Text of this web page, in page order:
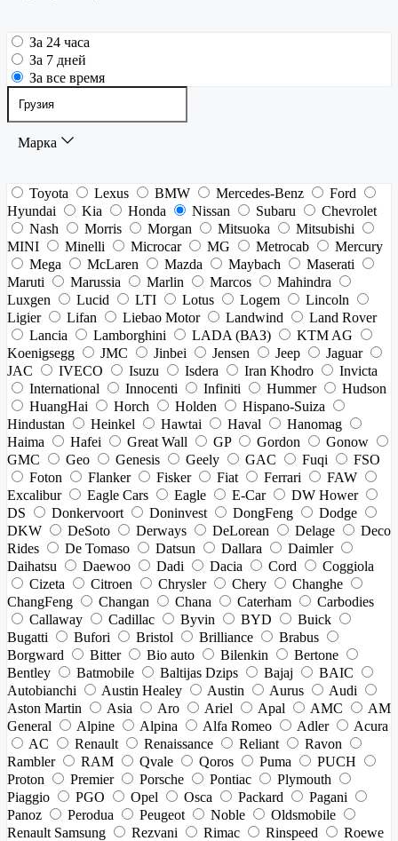
За 24 часа
За 7 дней
За все время
Марка
Toyota Lexus BMW Mercedes-Benz
Ford
Hyundai
Kia Honda Nissan Subaru
Chevrolet
Nash
Morris Morgan Mitsuoka
Mitsubishi
MINI
Minelli Microcar MG Metrocab
Mercury
Mega
McLaren Mazda Maybach
Maserati
Maruti
Marussia Marlin Marcos
Mahindra
Luxgen
Lucid LTI Lotus Logem
Lincoln
Ligier
Lifan Liebao Motor Landwind
Land Rover
Lancia
Lamborghini LADA (ВАЗ)
KTM AG
Koenigsegg
JMC Jinbei Jensen Jeep
Jaguar
JAC
IVECO Isuzu Isdera Iran Khodro
Invicta
International
Innocenti Infiniti Hummer
Hudson
HuangHai
Horch Holden
Hispano-Suiza
Hindustan
Heinkel Hawtai Haval
Hanomag
Haima
Hafei Great Wall GP Gordon
Gonow
GMC
Geo Genesis Geely GAC Fuqi
FSO
Foton
Flanker Fisker Fiat Ferrari
FAW
Excalibur
Eagle Cars Eagle E-Car
DW Hower
DS
Donkervoort Doninvest DongFeng
Dodge
DKW
DeSoto Derways DeLorean Delage
Deco
Rides
De Tomaso Datsun Dallara
Daimler
Daihatsu
Daewoo Dadi Dacia Cord
Coggiola
Cizeta
Citroen Chrysler Chery
Changhe
ChangFeng
Changan Chana Caterham
Carbodies
Callaway
Cadillac Byvin BYD
Buick
Bugatti
Bufori Bristol Brilliance
Brabus
Borgward
Bitter Bio auto Bilenkin
Bertone
Bentley
Batmobile Baltijas Dzips Bajaj
BAIC
Autobianchi
Austin Healey Austin Aurus
Audi
Aston Martin
Asia Aro Ariel Apal AMC
AM
General
Alpine Alpina Alfa Romeo Adler
Acura
AC
Renault Renaissance Reliant
Ravon
Rambler
RAM Qvale Qoros Puma
PUCH
Proton
Premier Porsche Pontiac
Plymouth
Piaggio
PGO Opel Osca Packard
Pagani
Panoz
Perodua Peugeot Noble
Oldsmobile
Renault Samsung
Rezvani Rimac Rinspeed
Roewe